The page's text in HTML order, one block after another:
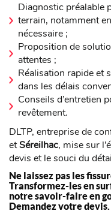
Diagnostic préalable
terrain, notamment
nécessaire ;
Proposition de
attentes ;
Réalisation rapide et
dans les délais
Conseils d’entretien
revêtement.
DLTP, entreprise de
etSéreilhac, mise sur
devis et le souci du
Ne laissez pas les
Transformez-les en
notre savoir-faire en
Demandez votre devis.